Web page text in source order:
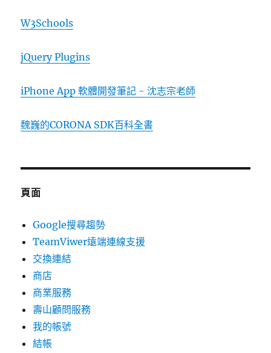
W3Schools
jQuery Plugins
iPhone App 軟體開發筆記 - 沈志宗老師
魏巍的CORONA SDK百科全書
頁面
Google搜尋趨勢
TeamViwer遠端連線支援
交換連結
商店
商業服務
壽山顧問服務
我的帳號
結帳